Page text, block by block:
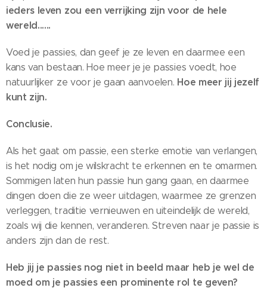
ieders leven zou een verrijking zijn voor de hele
wereld......
Voed je passies, dan geef je ze leven en daarmee een
kans van bestaan. Hoe meer je je passies voedt, hoe
natuurlijker ze voor je gaan aanvoelen. Hoe meer jij jezelf
kunt zijn.
Conclusie.
Als het gaat om passie, een sterke emotie van verlangen,
is het nodig om je wilskracht te erkennen en te omarmen.
Sommigen laten hun passie hun gang gaan, en daarmee
dingen doen die ze weer uitdagen, waarmee ze grenzen
verleggen, traditie vernieuwen en uiteindelijk de wereld,
zoals wij die kennen, veranderen. Streven naar je passie is
anders zijn dan de rest.
Heb jij je passies nog niet in beeld maar heb je wel de
moed om je passies een prominente rol te geven?